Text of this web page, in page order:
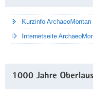
Kurzinfo ArchaeoMontan
Internetseite
1000 Jahre